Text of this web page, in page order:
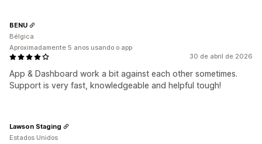
30 de abril de 2026
App & Dashboard work a bit against each other sometimes.
Support is very fast, knowledgeable and helpful tough!
BENU
Bélgica
Aproximadamente 5 anos usando o app
Lawson Staging
Estados Unidos